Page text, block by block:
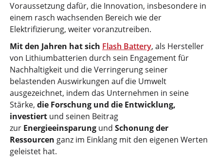
Voraussetzung dafür, die Innovation, insbesondere in
einem rasch wachsenden Bereich wie der
Elektrifizierung, weiter voranzutreiben.
Mit den Jahren hat sich Flash Battery, als Hersteller
von Lithiumbatterien durch sein Engagement für
Nachhaltigkeit und die Verringerung seiner
belastenden Auswirkungen auf die Umwelt
ausgezeichnet, indem das Unternehmen in seine
Stärke, die Forschung und die Entwicklung,
investiert und seinen Beitrag
zur Energieeinsparung und Schonung der
Ressourcen ganz im Einklang mit den eigenen Werten
geleistet hat.